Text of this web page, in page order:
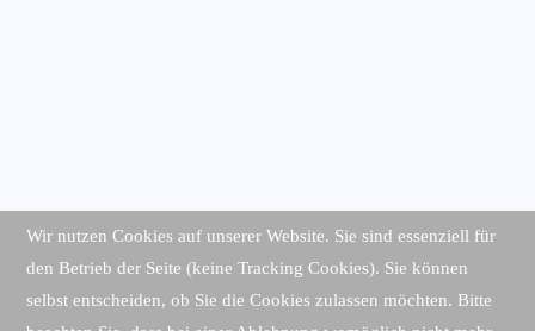
Wir nutzen Cookies auf unserer Website. Sie sind essenziell für
den Betrieb der Seite (keine Tracking Cookies). Sie können
selbst entscheiden, ob Sie die Cookies zulassen möchten. Bitte